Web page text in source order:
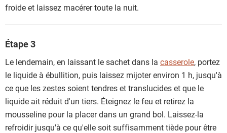
froide et laissez macérer toute la nuit.
Étape 3
Le lendemain, en laissant le sachet dans la casserole, portez
le liquide à ébullition, puis laissez mijoter environ 1 h, jusqu'à
ce que les zestes soient tendres et translucides et que le
liquide ait réduit d'un tiers. Éteignez le feu et retirez la
mousseline pour la placer dans un grand bol. Laissez-la
refroidir jusqu'à ce qu'elle soit suffisamment tiède pour être